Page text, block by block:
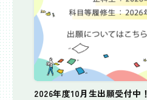
2026年度10月生出願受付中！